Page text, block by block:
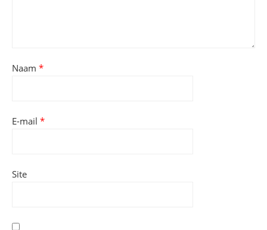
Naam *
E-mail *
Site